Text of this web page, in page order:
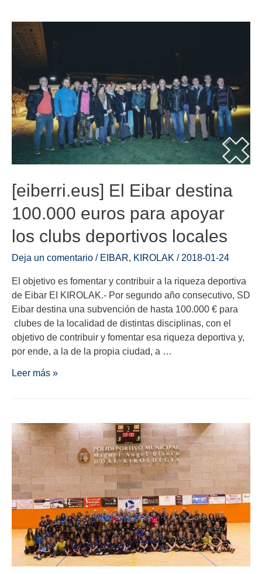
[eiberri.eus] El Eibar destina
100.000 euros para apoyar
los clubs deportivos locales
Deja un comentario / EIBAR, KIROLAK / 2018-01-24
El objetivo es fomentar y contribuir a la riqueza deportiva
de Eibar EI KIROLAK.- Por segundo año consecutivo, SD
Eibar destina una subvención de hasta 100.000 € para
clubes de la localidad de distintas disciplinas, con el
objetivo de contribuir y fomentar esa riqueza deportiva y,
por ende, a la de la propia ciudad, a …
Leer más »